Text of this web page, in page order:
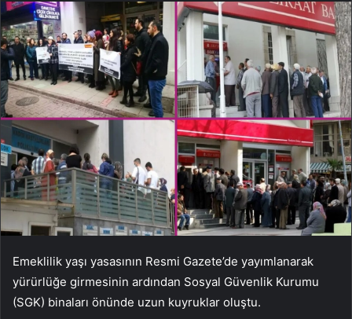
Emeklilik yaşı yasasının Resmi Gazete’de yayımlanarak
yürürlüğe girmesinin ardından Sosyal Güvenlik Kurumu
(SGK) binaları önünde uzun kuyruklar oluştu.